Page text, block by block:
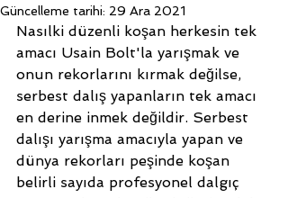
Güncelleme tarihi: 29 Ara 2021
Nasılki düzenli koşan herkesin tek
amacı Usain Bolt'la yarışmak ve
onun rekorlarını kırmak değilse,
serbest dalış yapanların tek amacı
en derine inmek değildir. Serbest
dalışı yarışma amacıyla yapan ve
dünya rekorları peşinde koşan
belirli sayıda profesyonel dalgıç